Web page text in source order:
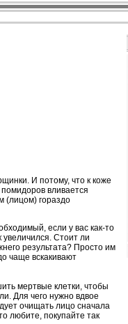
И потому, что к коже
вливается
(лицом) гораздо
если у вас как-то
увеличился. Стоит ли
результата? Просто им
чаще вскакивают
мертвые клетки, чтобы
Для чего нужно вдвое
очищать лицо сначала
любите, покупайте так